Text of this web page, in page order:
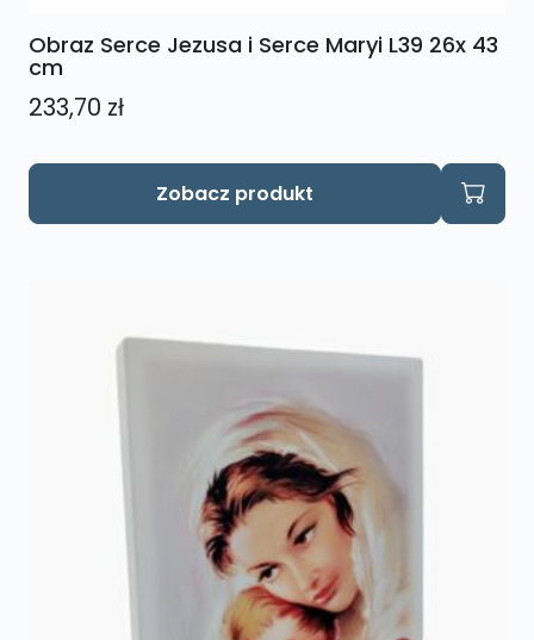
Obraz Serce Jezusa i Serce Maryi L39 26x 43
cm
233,70 zł
Zobacz produkt